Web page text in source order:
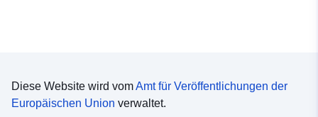
Diese Website wird vomAmt für Veröffentlichungen der
Europäischen Union verwaltet.